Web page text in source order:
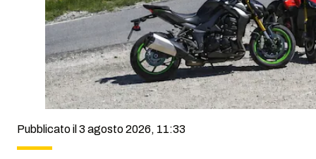
Pubblicato il 3 agosto 2026, 11:33